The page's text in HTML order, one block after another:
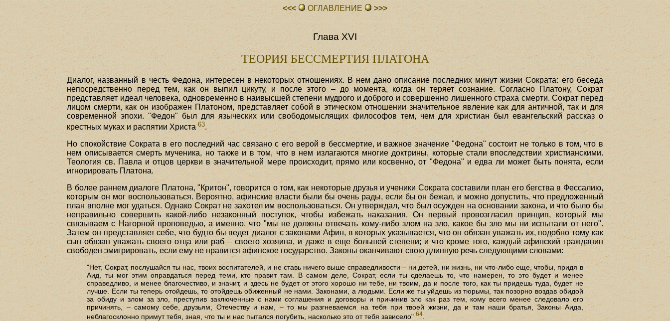
<<< ОГЛАВЛЕHИЕ >>>
Глава XVI
ТЕОРИЯ БЕССМЕРТИЯ ПЛАТОНА
Диалог, названный в честь Федона, интересен в некоторых отношениях. В нем дано описание последних минут жизни Сократа: его беседа
непосредственно перед тем, как он выпил цикуту, и после этого – до момента, когда он теряет сознание. Согласно Платону, Сократ
представляет идеал человека, одновременно в наивысшей степени мудрого и доброго и совершенно лишенного страха смерти. Сократ перед
лицом смерти, как он изображен Платоном, представляет собой в этическом отношении значительное явление как для античной, так и для
современной эпохи. "Федон" был для языческих или свободомыслящих философов тем, чем для христиан был евангельский рассказ о
крестных муках и распятии Христа63.
Но спокойствие Сократа в его последний час связано с его верой в бессмертие, и важное значение "Федона" состоит не только в том, что в
нем описывается смерть мученика, но также и в том, что в нем излагаются многие доктрины, которые стали впоследствии христианскими.
Теология св. Павла и отцов церкви в значительной мере происходит, прямо или косвенно, от "Федона" и едва ли может быть понята, если
игнорировать Платона.
В более раннем диалоге Платона, "Критон", говорится о том, как некоторые друзья и ученики Сократа составили план его бегства в Фессалию,
которым он мог воспользоваться. Вероятно, афинские власти были бы очень рады, если бы он бежал, и можно допустить, что предложенный
план вполне мог удаться. Однако Сократ не захотел им воспользоваться. Он утверждал, что был осужден на основании закона, и что было бы
неправильно совершить какой-либо незаконный поступок, чтобы избежать наказания. Он первый провозгласил принцип, который мы
связываем с Нагорной проповедью, а именно, что "мы не должны отвечать кому-либо злом на зло, какое бы зло мы ни испытали от него".
Затем он представляет себе, что будто бы ведет диалог с законами Афин, в которых указывается, что он обязан уважать их, подобно тому как
сын обязан уважать своего отца или раб – своего хозяина, и даже в еще большей степени; и что кроме того, каждый афинский гражданин
свободен эмигрировать, если ему не нравится афинское государство. Законы оканчивают свою длинную речь следующими словами:
"Нет, Сократ, послушайся ты нас, твоих воспитателей, и не ставь ничего выше справедливости – ни детей, ни жизнь, ни что-либо еще, чтобы, придя в
Аид, ты мог этим оправдаться перед теми, кто правит там. В самом деле, Сократ, если ты сделаешь то, что намерен, то это будет и менее
справедливо, и менее благочестиво, и значит, и здесь не будет от этого хорошо ни тебе, ни твоим, да и после того, как ты придешь туда, будет не
лучше. Если ты теперь отойдешь, то отойдешь обиженный не нами. Законами, а людьми. Если же ты уйдешь из тюрьмы, так позорно воздав обидой
за обиду и злом за зло, преступив заключенные с нами соглашения и договоры и причинив зло как раз тем, кому всего менее следовало его
причинять, – самому себе, друзьям, Отечеству и нам, – то мы разгневаемся на тебя при твоей жизни, да и там наши братья, Законы Аида,
неблагосклонно примут тебя, зная, что ты и нас пытался погубить, насколько это от тебя зависело"64